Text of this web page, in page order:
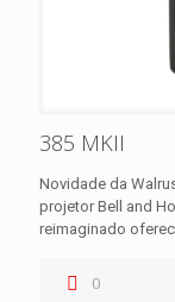
385 MKII
Novidade da
projetor Bell and
reimaginado
0